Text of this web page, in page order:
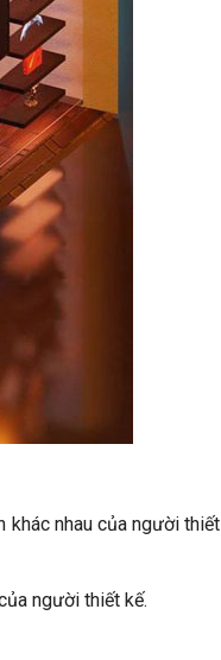
khác nhau của người thiết
người thiết kế.